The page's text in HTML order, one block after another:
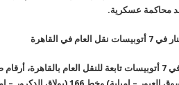
محاكمة عسكرية.
في القاهرة